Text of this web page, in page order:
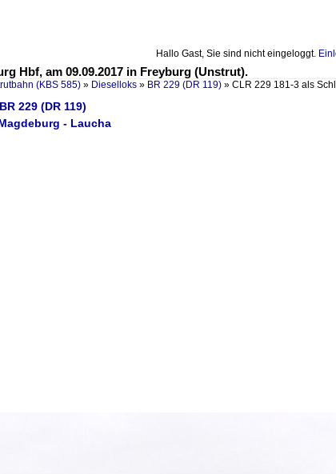
Hallo Gast, Sie sind nicht eingeloggt.
Hbf, am 09.09.2017 in Freyburg (Unstrut).
(KBS 585) » Dieselloks » BR 229 (DR 119) » CLR 229 181-3 als
229 (DR 119)
- Laucha